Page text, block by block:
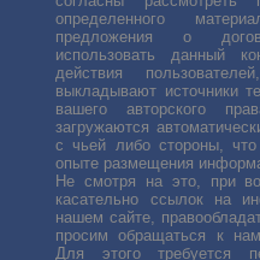
определенного
предложения о
использовать данный
действия
выкладывают источники
вашего авторского
загружаются
с чьей либо стороны,
опыте размещения
Не смотря на это, при
касательно ссылок на
нашем сайте,
просим обращаться к
Для этого требуется